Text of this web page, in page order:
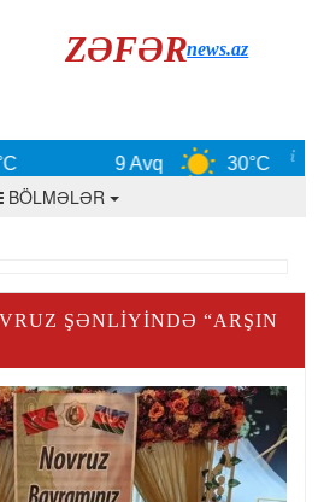
ZƏFƏRnews.az
9 Avq 30°C
BÖLMƏLƏR
ŞƏNLİYİNDƏ “ARŞIN